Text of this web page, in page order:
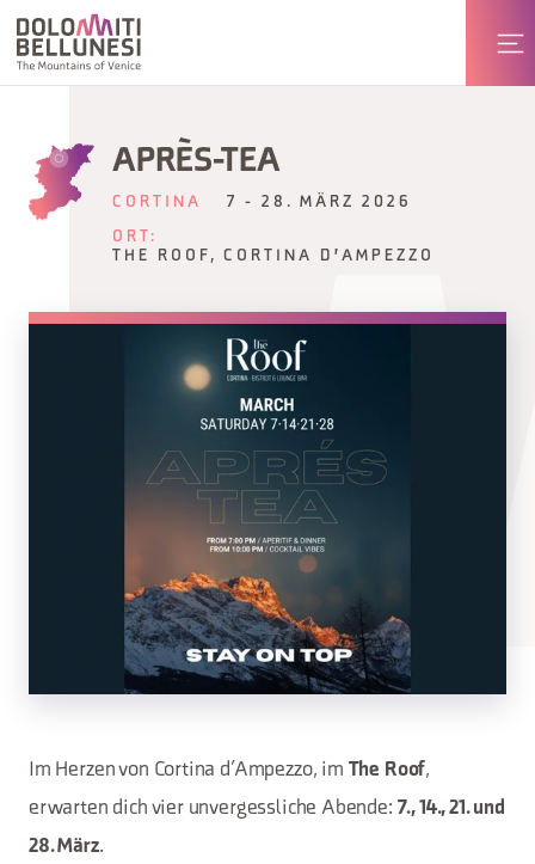
APRÈS-TEA
CORTINA 7 - 28. MÄRZ 2026
ORT:
THE ROOF, CORTINA D'AMPEZZO
Im Herzen von Cortina d’Ampezzo, im The Roof,
erwarten dich vier unvergessliche Abende: 7., 14., 21. und
28. März.